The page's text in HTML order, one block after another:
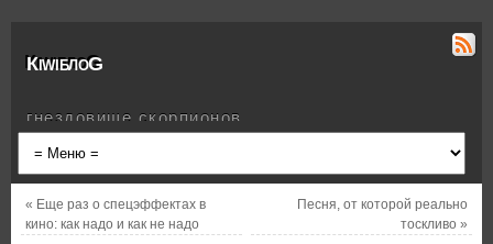
КiwiблоG
гнездовище скорпионов
« Еще раз о спецэффектах в
кино: как надо и как не надо
Песня, от которой реально
тоскливо»